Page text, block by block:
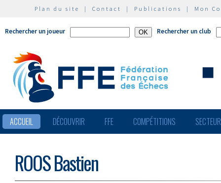
Plan du site | Contact | Publications | Mon
Rechercher un joueur Rechercher un club
ACCUEIL DÉCOUVRIR FFE COMPÉTITIONS
ROOS Bastien